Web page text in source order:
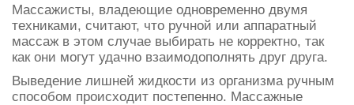
Массажисты, владеющие одновременно двумя
техниками, считают, что ручной или аппаратный
массаж в этом случае выбирать не корректно, так
как они могут удачно взаимодополнять друг друга.
Выведение лишней жидкости из организма ручным
способом происходит постепенно. Массажные